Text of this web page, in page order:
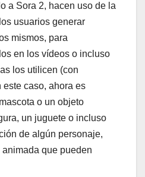
a Sora 2, hacen uso de la
usuarios generar
mismos, para
en los vídeos o incluso
los utilicen (con
caso, ahora es
o un objeto
un juguete o incluso
de algún personaje,
que pueden